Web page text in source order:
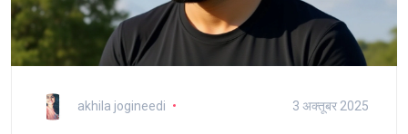
akhila jogineedi 3 अक्तूबर 2025